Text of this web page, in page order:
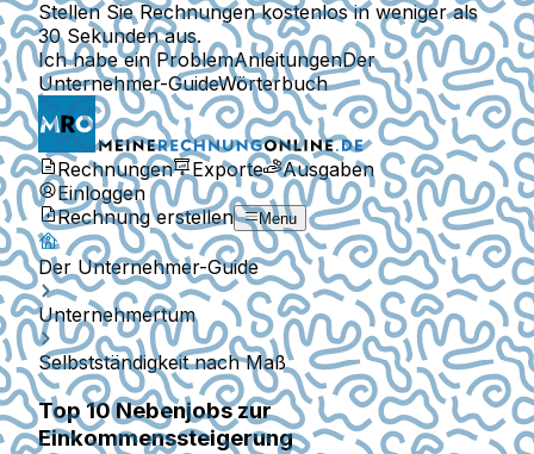
Stellen Sie Rechnungen kostenlos in weniger als
30 Sekunden aus.
Ich habe ein ProblemAnleitungenDer
Unternehmer-GuideWörterbuch
Rechnungen Exporte
Ausgaben
Einloggen
Rechnung erstellen
Menu
Der Unternehmer-Guide
Unternehmertum
Selbstständigkeit nach Maß
Top 10 Nebenjobs zur
Einkommenssteigerung